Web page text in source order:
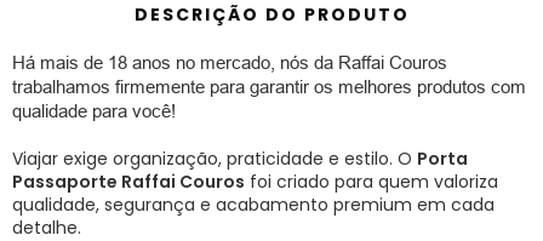
DESCRIÇÃO DO PRODUTO
Há mais de 18 anos no mercado, nós da Raffai Couros
trabalhamos firmemente para garantir os melhores produtos com
qualidade para você!
Viajar exige organização, praticidade e estilo. O Porta
Passaporte Raffai Couros foi criado para quem valoriza
qualidade, segurança e acabamento premium em cada
detalhe.